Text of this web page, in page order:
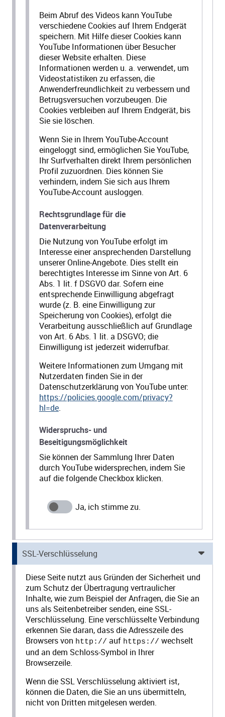
Beim Abruf des Videos kann YouTube
verschiedene Cookies auf Ihrem Endgerät
speichern. Mit Hilfe dieser Cookies kann
YouTube Informationen über Besucher
dieser Website erhalten. Diese
Informationen werden u. a. verwendet, um
Videostatistiken zu erfassen, die
Anwenderfreundlichkeit zu verbessern und
Betrugsversuchen vorzubeugen. Die
Cookies verbleiben auf Ihrem Endgerät, bis
Sie sie löschen.
Wenn Sie in Ihrem YouTube-Account
eingeloggt sind, ermöglichen Sie YouTube,
Ihr Surfverhalten direkt Ihrem persönlichen
Profil zuzuordnen. Dies können Sie
verhindern, indem Sie sich aus Ihrem
YouTube-Account ausloggen.
Rechtsgrundlage für die
Datenverarbeitung
Die Nutzung von YouTube erfolgt im
Interesse einer ansprechenden Darstellung
unserer Online-Angebote. Dies stellt ein
berechtigtes Interesse im Sinne von Art. 6
Abs. 1 lit. f DSGVO dar. Sofern eine
entsprechende Einwilligung abgefragt
wurde (z. B. eine Einwilligung zur
Speicherung von Cookies), erfolgt die
Verarbeitung ausschließlich auf Grundlage
von Art. 6 Abs. 1 lit. a DSGVO; die
Einwilligung ist jederzeit widerrufbar.
Weitere Informationen zum Umgang mit
Nutzerdaten finden Sie in der
Datenschutzerklärung von YouTube unter:
https://policies.google.com/privacy?
hl=de.
Widerspruchs- und
Beseitigungsmöglichkeit
Sie können der Sammlung Ihrer Daten
durch YouTube widersprechen, indem Sie
auf die folgende Checkbox klicken.
SSL-Verschlüsselung
Diese Seite nutzt aus Gründen der Sicherheit und
zum Schutz der Übertragung vertraulicher
Inhalte, wie zum Beispiel der Anfragen, die Sie an
uns als Seitenbetreiber senden, eine SSL-
Verschlüsselung. Eine verschlüsselte Verbindung
erkennen Sie daran, dass die Adresszeile des
Browsers von http:// auf https:// wechselt
und an dem Schloss-Symbol in Ihrer
Browserzeile.
Wenn die SSL Verschlüsselung aktiviert ist,
können die Daten, die Sie an uns übermitteln,
nicht von Dritten mitgelesen werden.